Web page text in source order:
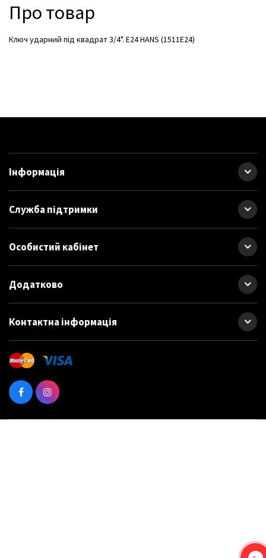
Про товар
Ключ ударний пiд квадрат 3/4". Е24 HANS (1511E24)
Інформація
Служба підтримки
Особистий кабінет
Додатково
Контактна інформація